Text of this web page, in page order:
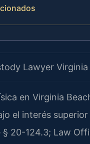
en Virginia
el interés
§ 20-124.3; Law